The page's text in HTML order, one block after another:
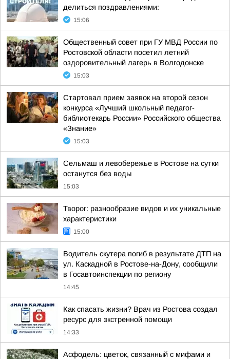
делиться поздравлениями:
15:06
Общественный совет при ГУ МВД России по
Ростовской области посетил летний
оздоровительный лагерь в Волгодонске
15:03
Стартовал прием заявок на второй сезон
конкурса «Лучший школьный педагог-
библиотекарь России» Российского общества
«Знание»
15:03
Сельмаш и левобережье в Ростове на сутки
останутся без воды
15:03
Творог: разнообразие видов и их уникальные
характеристики
15:00
Водитель скутера погиб в результате ДТП на
ул. Каскадной в Ростове-на-Дону, сообщили
в Госавтоинспекции по региону
14:45
Как спасать жизни? Врач из Ростова создал
ресурс для экстренной помощи
14:33
Асфодель: цветок, связанный с мифами и